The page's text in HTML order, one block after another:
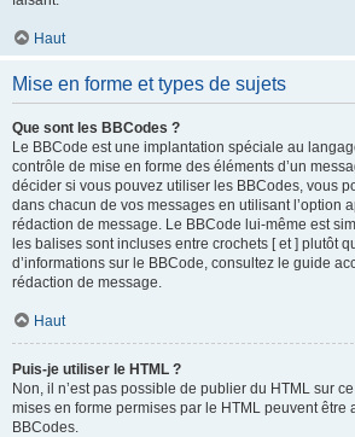
Haut
Mise en forme et types de sujets
Que sont les BBCodes ?
Le BBCode est une implantation spéciale au
contrôle de mise en forme des éléments d’un
décider si vous pouvez utiliser les BBCodes, vous
dans chacun de vos messages en utilisant l’option
rédaction de message. Le BBCode lui-même est
les balises sont incluses entre crochets [ et ] plutôt
d’informations sur le BBCode, consultez le guide
rédaction de message.
Haut
Puis-je utiliser le HTML ?
Non, il n’est pas possible de publier du HTML sur
mises en forme permises par le HTML peuvent être
BBCodes.